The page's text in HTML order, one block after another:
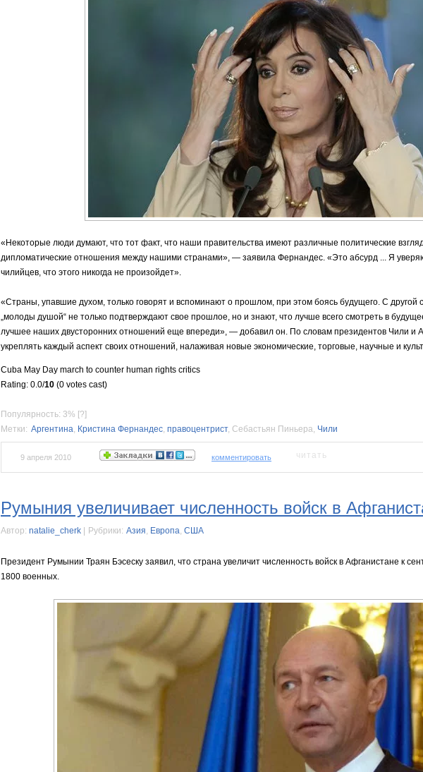
«Некоторые люди думают, что тот факт, что наши правительства имеют различные политические
дипломатические отношения между нашими странами», — заявила Фернандес. «Это абсурд ... Я
чилийцев, что этого никогда не произойдет».
«Страны, упавшие духом, только говорят и вспоминают о прошлом, при этом боясь будущего. С другой
„молоды душой“ не только подтверждают свое прошлое, но и знают, что лучше всего смотреть в
лучшее наших двусторонних отношений еще впереди», — добавил он. По словам президентов Чили и
укреплять каждый аспект своих отношений, налаживая новые экономические, торговые, научные и
Cuba May Day march to counter human rights critics
Rating: 0.0/10 (0 votes cast)
Популярность: 3% [?]
Метки: Аргентина, Кристина Фернандес, правоцентрист, Себастьян Пиньера, Чили
9 апреля 2010 комментировать читать
Румыния увеличивает численность войск в
Автор: natalie_cherk Рубрики: Азия, Европа, США
Президент Румынии Траян Бэсеску заявил, что страна увеличит численность войск в Афганистане к
1800 военных.